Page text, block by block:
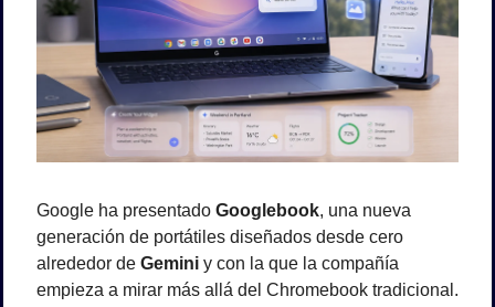
Google ha presentado Googlebook, una nueva
generación de portátiles diseñados desde cero
alrededor de Gemini y con la que la compañía
empieza a mirar más allá del Chromebook tradicional.